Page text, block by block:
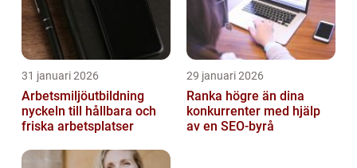
31 januari 2026
Arbetsmiljöutbildning
nyckeln till hållbara och
friska arbetsplatser
29 januari 2026
Ranka högre än dina
konkurrenter med hjälp
av en SEO-byrå